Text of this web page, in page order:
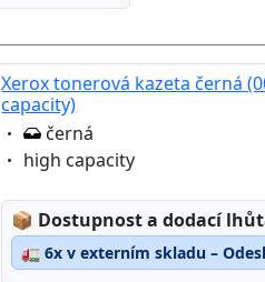
Xerox tonerová kazeta černá
capacity)
Eigenschaft:
černá
Eigenschaft:
high capacity
📦 Lagerstatus:
Dostupnost a dodací
🚛 6x v externím skladu –